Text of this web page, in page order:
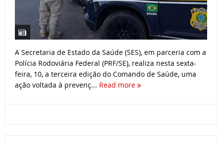
A Secretaria de Estado da Saúde (SES), em parceria com a
Polícia Rodoviária Federal (PRF/SE), realiza nesta sexta-
feira, 10, a terceira edição do Comando de Saúde, uma
ação voltada à prevenç... Read more